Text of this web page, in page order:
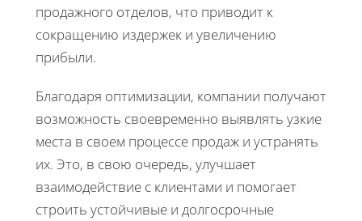
продажного отделов, что приводит к
сокращению издержек и увеличению
прибыли.
Благодаря оптимизации, компании получают
возможность своевременно выявлять узкие
места в своем процессе продаж и устранять
их. Это, в свою очередь, улучшает
взаимодействие с клиентами и помогает
строить устойчивые и долгосрочные